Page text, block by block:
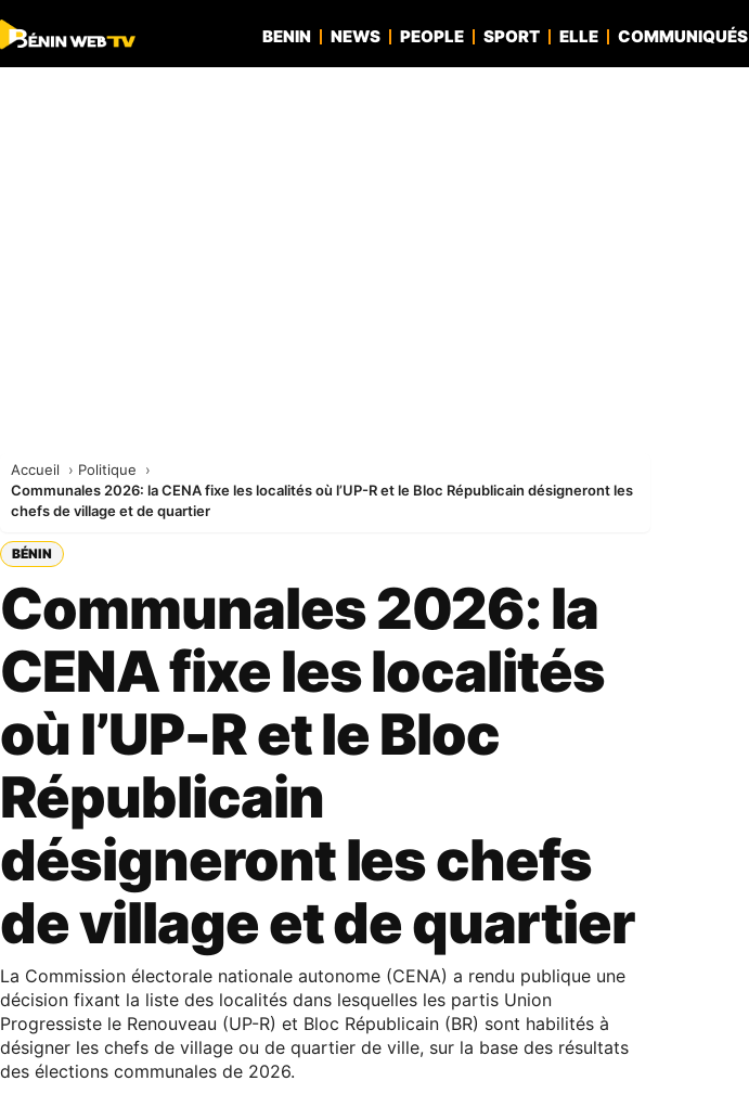
BENIN NEWS PEOPLE SPORT ELLE COMMUNIQUÉS
Accueil
Politique
Communales 2026: la CENA fixe les localités où l’UP-R et le Bloc Républicain désigneront les
chefs de village et de quartier
BÉNIN
Communales 2026: la
CENA fixe les localités
où l’UP-R et le Bloc
Républicain
désigneront les chefs
de village et de quartier
La Commission électorale nationale autonome (CENA) a rendu publique une
décision fixant la liste des localités dans lesquelles les partis Union
Progressiste le Renouveau (UP-R) et Bloc Républicain (BR) sont habilités à
désigner les chefs de village ou de quartier de ville, sur la base des résultats
des élections communales de 2026.